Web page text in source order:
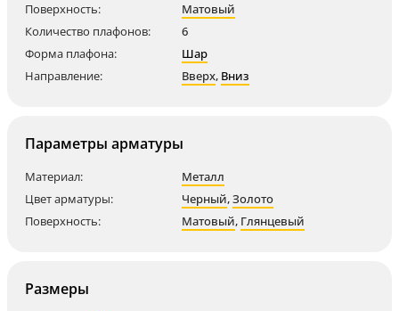
Поверхность:
Матовый
Количество плафонов:
6
Форма плафона:
Шар
Направление:
Вверх, Вниз
Параметры арматуры
Материал:
Металл
Цвет арматуры:
Черный,Золото
Поверхность:
Матовый, Глянцевый
Размеры